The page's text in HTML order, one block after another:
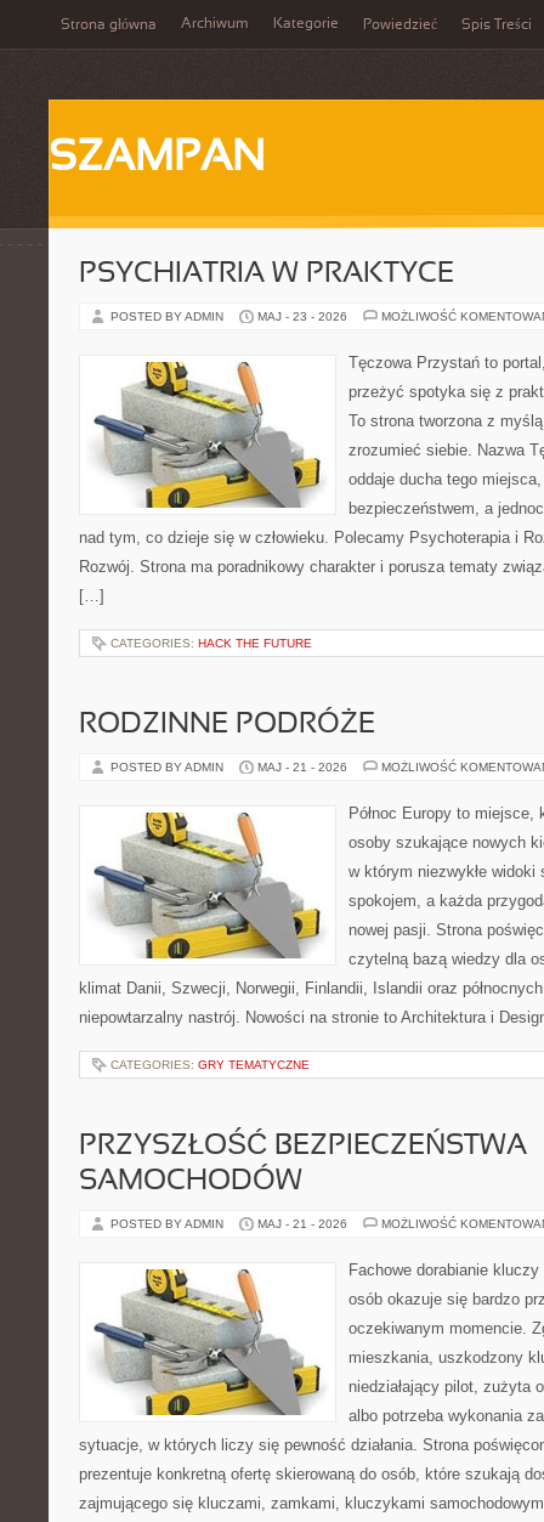
Strona główna Archiwum Kategorie Powiedzieć Spis Treści
SZAMPAN
PSYCHIATRIA W PRAKTYCE
POSTED BY ADMIN MAJ - 23 - 2026 MOŻLIWOŚĆ
Tęczowa Przystań to
przeżyć spotyka się z
To strona tworzona z
zrozumieć siebie. Nazwa
oddaje ducha tego
bezpieczeństwem, a
nad tym, co dzieje się w człowieku. Polecamy Psychoterapia i
Rozwój. Strona ma poradnikowy charakter i porusza tematy
[…]
CATEGORIES: HACK THE FUTURE
RODZINNE PODRÓŻE
POSTED BY ADMIN MAJ - 21 - 2026 MOŻLIWOŚĆ
Północ Europy to miejsce,
osoby szukające nowych
w którym niezwykłe
spokojem, a każda
nowej pasji. Strona
czytelną bazą wiedzy dla
klimat Danii, Szwecji, Norwegii, Finlandii, Islandii oraz
niepowtarzalny nastrój. Nowości na stronie to Architektura i
CATEGORIES: GRY TEMATYCZNE
PRZYSZŁOŚĆ BEZPIECZEŃSTWA
SAMOCHODÓW
POSTED BY ADMIN MAJ - 21 - 2026 MOŻLIWOŚĆ
Fachowe dorabianie
osób okazuje się bardzo
oczekiwanym momencie.
mieszkania, uszkodzony
niedziałający pilot, zużyta
albo potrzeba wykonania
sytuacje, w których liczy się pewność działania. Strona
prezentuje konkretną ofertę skierowaną do osób, które szukają
zajmującego się kluczami, zamkami, kluczykami